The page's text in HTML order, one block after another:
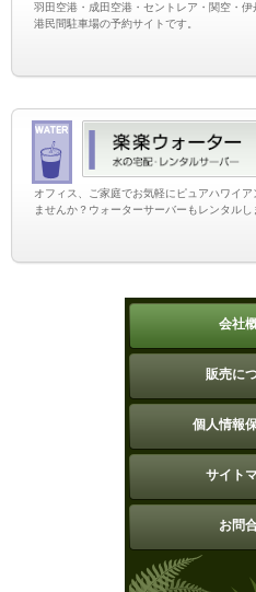
羽田空港・成田空港・セントレア・関空・
港民間駐車場の予約サイトです。
オフィス、ご家庭でお気軽にピュアハワイ
ませんか？ウォーターサーバーもレンタルし
会社
販売に
個人情報
サイト
お問